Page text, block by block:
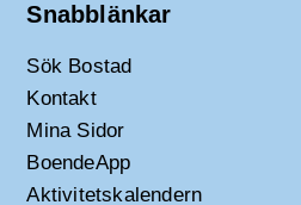
Snabblänkar
Sök Bostad
Kontakt
Mina Sidor
BoendeApp
Aktivitetskalendern